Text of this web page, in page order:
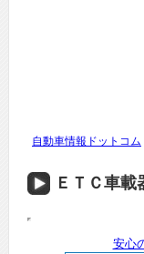
自動車情報ドットコム
ＥＴＣ車
安心